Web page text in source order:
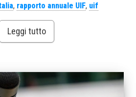
, rapporto annuale UIF, uif
Leggi tutto